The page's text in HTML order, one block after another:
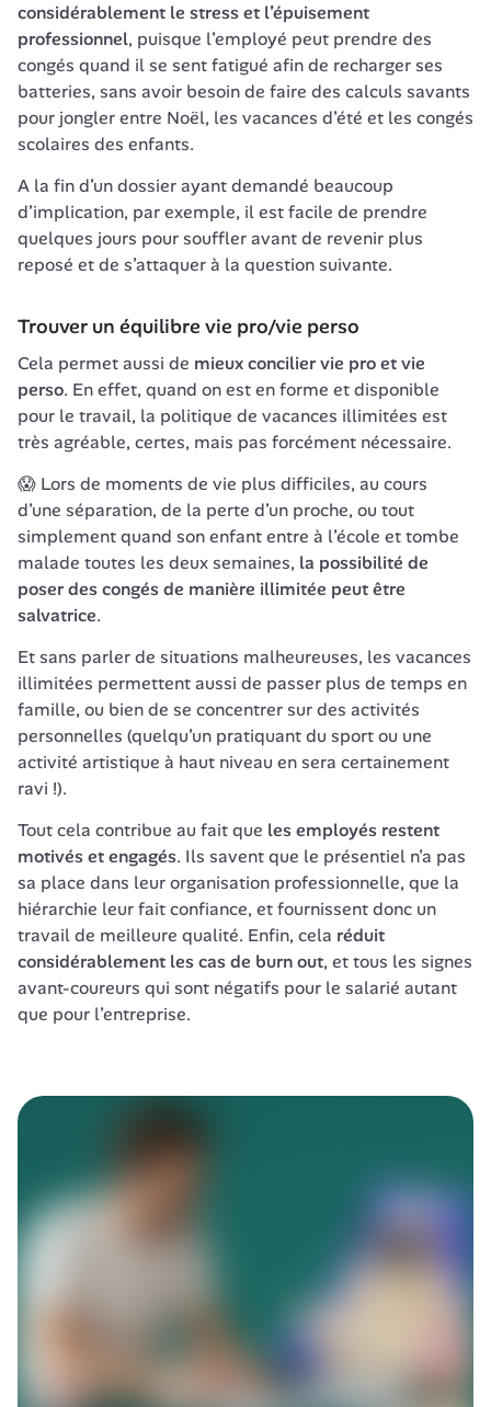
considérablement le stress et l’épuisement
professionnel, puisque l’employé peut prendre des
congés quand il se sent fatigué afin de recharger ses
batteries, sans avoir besoin de faire des calculs savants
pour jongler entre Noël, les vacances d’été et les congés
scolaires des enfants.
A la fin d’un dossier ayant demandé beaucoup
d’implication, par exemple, il est facile de prendre
quelques jours pour souffler avant de revenir plus
reposé et de s’attaquer à la question suivante.
Trouver un équilibre vie pro/vie perso
Cela permet aussi de mieux concilier vie pro et vie
perso. En effet, quand on est en forme et disponible
pour le travail, la politique de vacances illimitées est
très agréable, certes, mais pas forcément nécessaire.
😱 Lors de moments de vie plus difficiles, au cours
d’une séparation, de la perte d’un proche, ou tout
simplement quand son enfant entre à l’école et tombe
malade toutes les deux semaines, la possibilité de
poser des congés de manière illimitée peut être
salvatrice.
Et sans parler de situations malheureuses, les vacances
illimitées permettent aussi de passer plus de temps en
famille, ou bien de se concentrer sur des activités
personnelles (quelqu’un pratiquant du sport ou une
activité artistique à haut niveau en sera certainement
ravi !).
Tout cela contribue au fait que les employés restent
motivés et engagés. Ils savent que le présentiel n’a pas
sa place dans leur organisation professionnelle, que la
hiérarchie leur fait confiance, et fournissent donc un
travail de meilleure qualité. Enfin, cela réduit
considérablement les cas de burn out, et tous les signes
avant-coureurs qui sont négatifs pour le salarié autant
que pour l’entreprise.